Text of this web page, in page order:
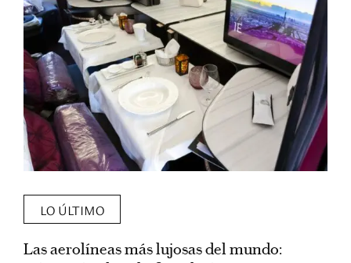
LO ÚLTIMO
Las aerolíneas más lujosas del mundo: